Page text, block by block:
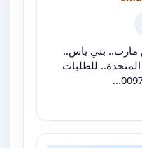
مارت.. بني ياس..
المتحدة.. للطلبات